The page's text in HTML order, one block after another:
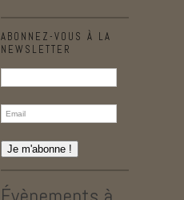
ABONNEZ-VOUS À LA
NEWSLETTER